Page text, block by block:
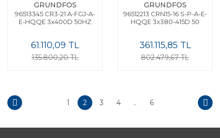
GRUNDFOS
96513345 CR3-21 A-FGJ-A-
E-HQQE 3x400D 50HZ
61.110,09 TL
135.800,20 TL
GRUNDFOS
96512213 CRN15-16 S-P-A-E-
HQQE 3x380-415D 50
361.115,85 TL
802.479,67 TL
1 2 3 4 .. 6